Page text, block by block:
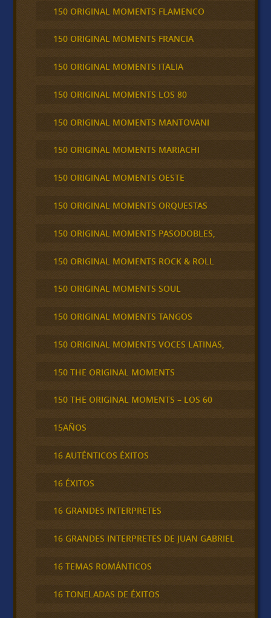
150 ORIGINAL MOMENTS FLAMENCO
150 ORIGINAL MOMENTS FRANCIA
150 ORIGINAL MOMENTS ITALIA
150 ORIGINAL MOMENTS LOS 80
150 ORIGINAL MOMENTS MANTOVANI
150 ORIGINAL MOMENTS MARIACHI
150 ORIGINAL MOMENTS OESTE
150 ORIGINAL MOMENTS ORQUESTAS
150 ORIGINAL MOMENTS PASODOBLES,
150 ORIGINAL MOMENTS ROCK & ROLL
150 ORIGINAL MOMENTS SOUL
150 ORIGINAL MOMENTS TANGOS
150 ORIGINAL MOMENTS VOCES LATINAS,
150 THE ORIGINAL MOMENTS
150 THE ORIGINAL MOMENTS – LOS 60
15AÑOS
16 AUTÉNTICOS ÉXITOS
16 ÉXITOS
16 GRANDES INTERPRETES
16 GRANDES INTERPRETES DE JUAN GABRIEL
16 TEMAS ROMÁNTICOS
16 TONELADAS DE ÉXITOS